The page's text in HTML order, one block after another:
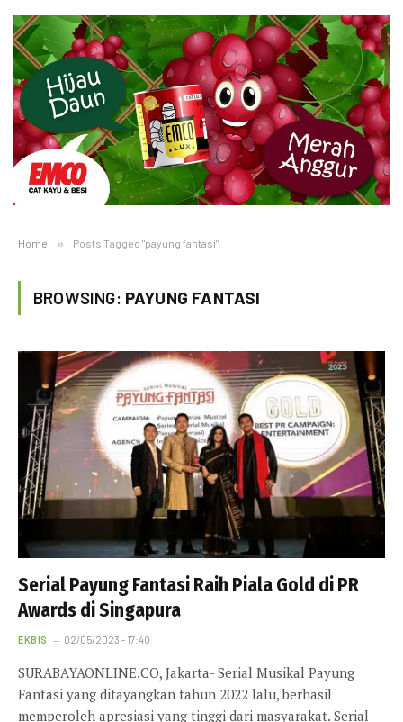
Home » Posts Tagged "payung fantasi"
BROWSING: PAYUNG FANTASI
Serial Payung Fantasi Raih Piala Gold di PR
Awards di Singapura
EKBIS 02/05/2023 - 17:40
SURABAYAONLINE.CO, Jakarta- Serial Musikal Payung
Fantasi yang ditayangkan tahun 2022 lalu, berhasil
memperoleh apresiasi yang tinggi dari masyarakat. Serial